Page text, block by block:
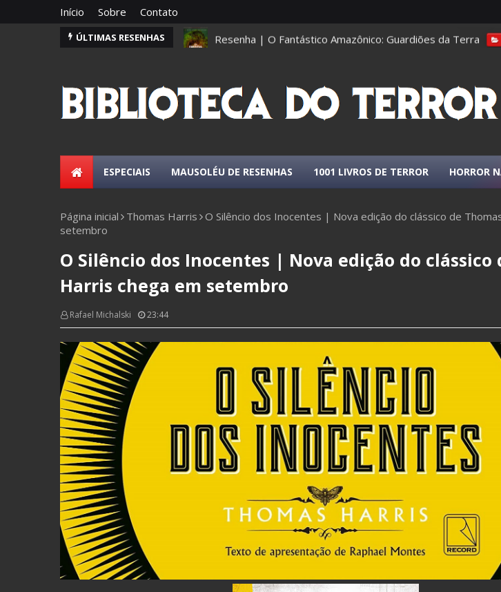
Início Sobre Contato
ÚLTIMAS RESENHAS Resenha | O Fantástico Amazônico: Guardiões da Terra
ESPECIAIS MAUSOLÉU DE RESENHAS 1001 LIVROS DE TERROR HORROR
Página inicial Thomas Harris O Silêncio dos Inocentes | Nova edição do clássico de
setembro
O Silêncio dos Inocentes | Nova edição do clássico
Harris chega em setembro
Rafael Michalski 23:44